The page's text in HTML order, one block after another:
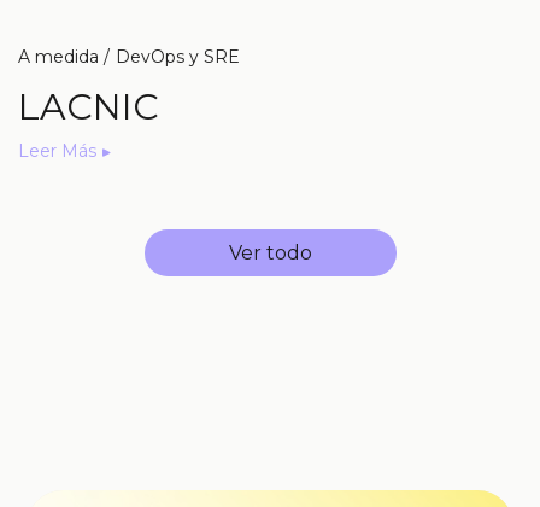
A medida DevOps y SRE
LACNIC
Leer Más
Ver todo